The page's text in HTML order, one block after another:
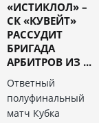
«ИСТИКЛОЛ» –
СК «КУВЕЙТ»
РАССУДИТ
БРИГАДА
АРБИТРОВ ИЗ ...
Ответный
полуфинальный
матч Кубка